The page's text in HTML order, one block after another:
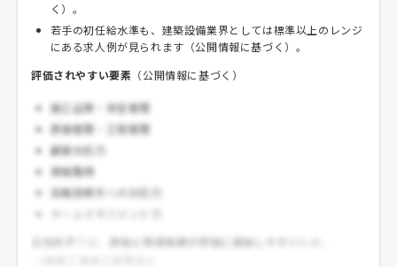
く）。
若手の初任給水準も、建築設備業界としては標準以上のレンジ
にある求人例が見られます（公開情報に基づく）。
評価されやすい要素 （公開情報に基づく）
施工品質・安全管理
原価管理・工程管理
顧客対応力
資格取得
高難度案件への対応力
設備業界では、
資格と現場実績が評価に直結しやすい